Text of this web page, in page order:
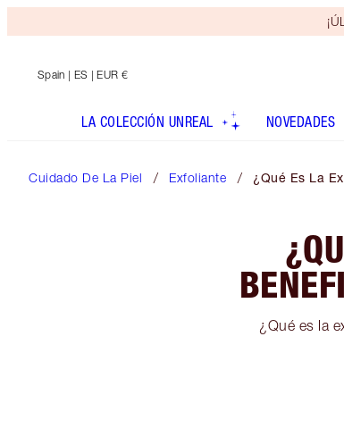
Spain | ES | EUR €
LA COLECCIÓN UNREAL NOVEDADES
Cuidado De La Piel Exfoliante ¿Qué Es La
¿Qué es la